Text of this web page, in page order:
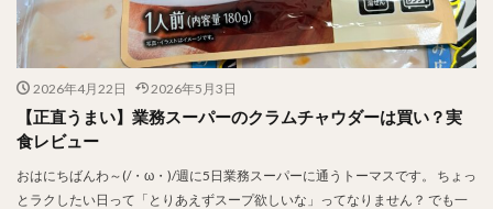
2026年4月22日 2026年5月3日
【正直うまい】業務スーパーのクラムチャウダーは買い？実
食レビュー
おはにちばんわ～(/・ω・)/週に5日業務スーパーに通うトーマスです。 ちょっ
とラクしたい日って「とりあえずスープ欲しいな」ってなりません？ でも一